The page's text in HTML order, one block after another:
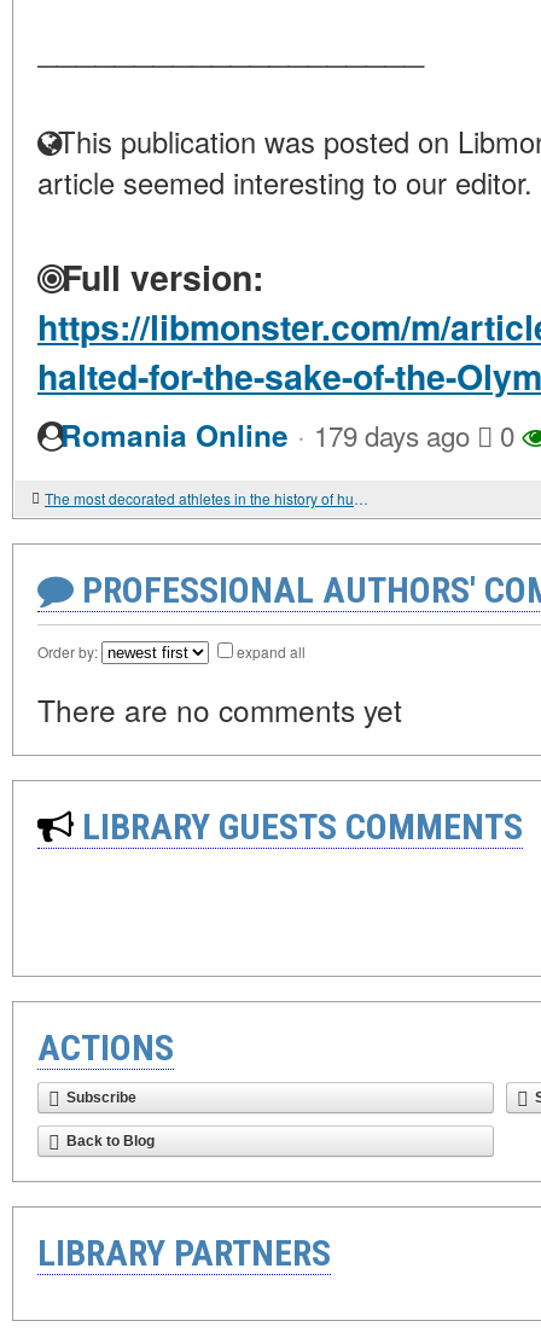
This publication was posted on
article seemed interesting to our editor.
Full version:
https://libmonster.com/m/
halted-for-the-sake-of-the-
Romania Online · 179 days ago 0
The most decorated athletes in the history of humanity.
PROFESSIONAL AUTHORS'
Order by: expand all
There are no comments yet
LIBRARY GUESTS COMMENTS
ACTIONS
Subscribe
Back to Blog
LIBRARY PARTNERS